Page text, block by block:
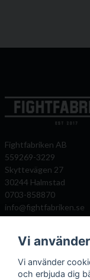
Fightfabriken AB
559269-3229
Skyttevägen 27
30244 Halmstad
0703-858870
info@fightfabriken.se
Mitt konto
Önskelista
Vi
Vi använder
och erbjuda dig